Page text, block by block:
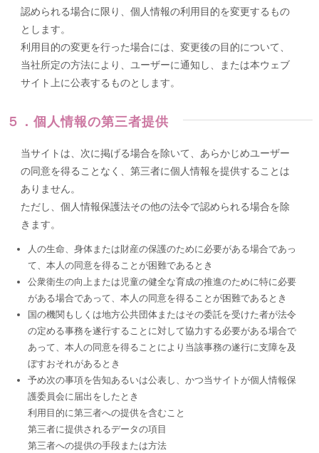
認められる場合に限り、個人情報の利用目的を変更するもの
とします。
利用目的の変更を行った場合には、変更後の目的について、
当社所定の方法により、ユーザーに通知し、または本ウェブ
サイト上に公表するものとします。
５．個人情報の第三者提供
当サイトは、次に掲げる場合を除いて、あらかじめユーザー
の同意を得ることなく、第三者に個人情報を提供することは
ありません。
ただし、個人情報保護法その他の法令で認められる場合を除
きます。
人の生命、身体または財産の保護のために必要がある場合であっ
て、本人の同意を得ることが困難であるとき
公衆衛生の向上または児童の健全な育成の推進のために特に必要
がある場合であって、本人の同意を得ることが困難であるとき
国の機関もしくは地方公共団体またはその委託を受けた者が法令
の定める事務を遂行することに対して協力する必要がある場合で
あって、本人の同意を得ることにより当該事務の遂行に支障を及
ぼすおそれがあるとき
予め次の事項を告知あるいは公表し、かつ当サイトが個人情報保
護委員会に届出をしたとき
利用目的に第三者への提供を含むこと
第三者に提供されるデータの項目
第三者への提供の手段または方法